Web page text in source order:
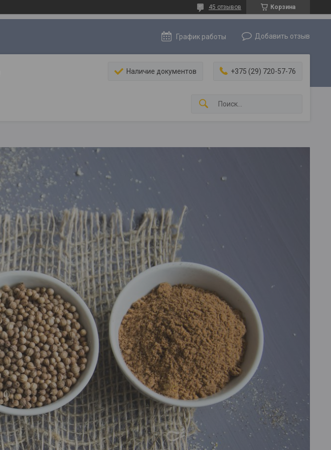
Корзина
45 отзывов
График работы Добавить отзыв
Наличие документов +375 (29) 720-57-76